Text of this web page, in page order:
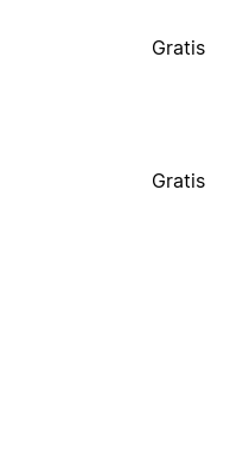
Gratis
Gratis